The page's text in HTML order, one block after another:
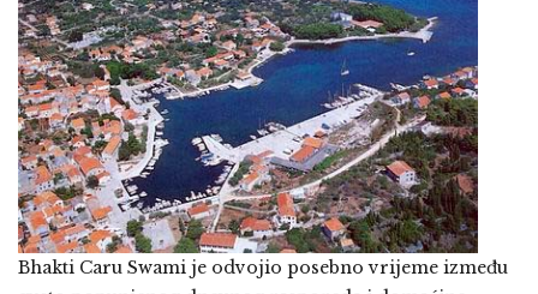
Bhakti Caru Swami je odvojio posebno vrijeme između